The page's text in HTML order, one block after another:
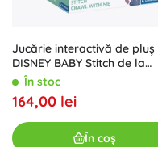
Jucărie interactivă de pluș
DISNEY BABY Stitch de la
Clementoni
În stoc
164,00 lei
În coș